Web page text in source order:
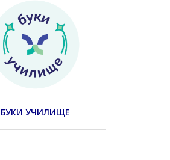
БУКИ УЧИЛИЩЕ